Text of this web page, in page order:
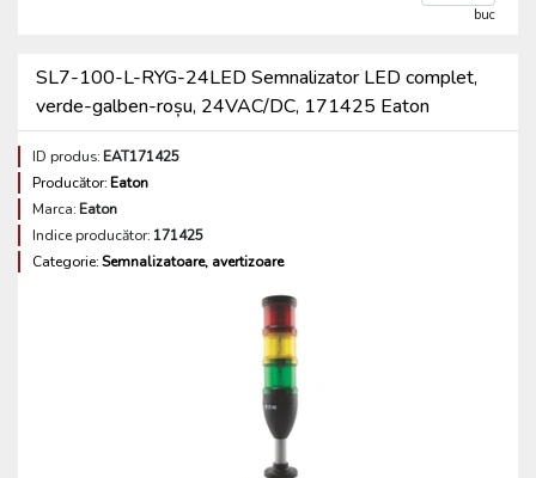
buc
SL7-100-L-RYG-24LED Semnalizator LED complet,
verde-galben-roșu, 24VAC/DC, 171425 Eaton
ID produs:EAT171425
Producător:Eaton
Marca:Eaton
Indice producător: 171425
Categorie:Semnalizatoare, avertizoare